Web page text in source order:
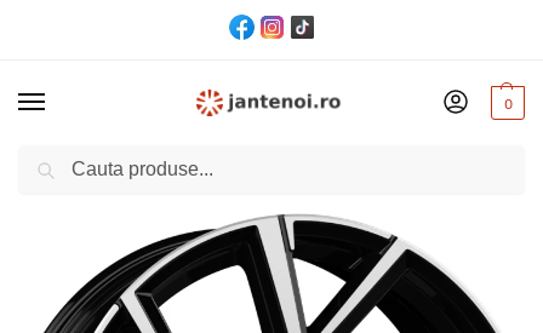
0
Acasă Jante / JANTA GMP MENTOR CB57.1 7.5/19 5×100 ET38 Black polished